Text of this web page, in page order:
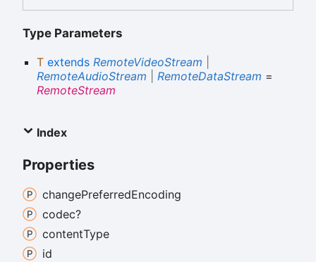
Type Parameters
T extends RemoteVideoStream
RemoteAudioStream
RemoteDataStream =
RemoteStream
Index
Properties
changePreferredEncoding
codec?
contentType
id